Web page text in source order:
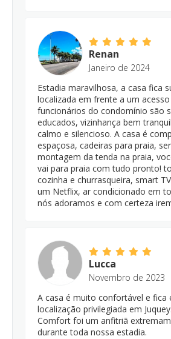
Renan
Janeiro de 2024
Estadia maravilhosa, a casa fica
localizada em frente a um
funcionários do condomínio são
educados, vizinhança bem
calmo e silencioso. A casa é
espaçosa, cadeiras para praia,
montagem da tenda na praia,
vai para praia com tudo pronto!
cozinha e churrasqueira, smart
um Netflix, ar condicionado em
nós adoramos e com certeza
Lucca
Novembro de 2023
A casa é muito confortável e fica
localização privilegiada em
Comfort foi um anfitriã
durante toda nossa estadia.